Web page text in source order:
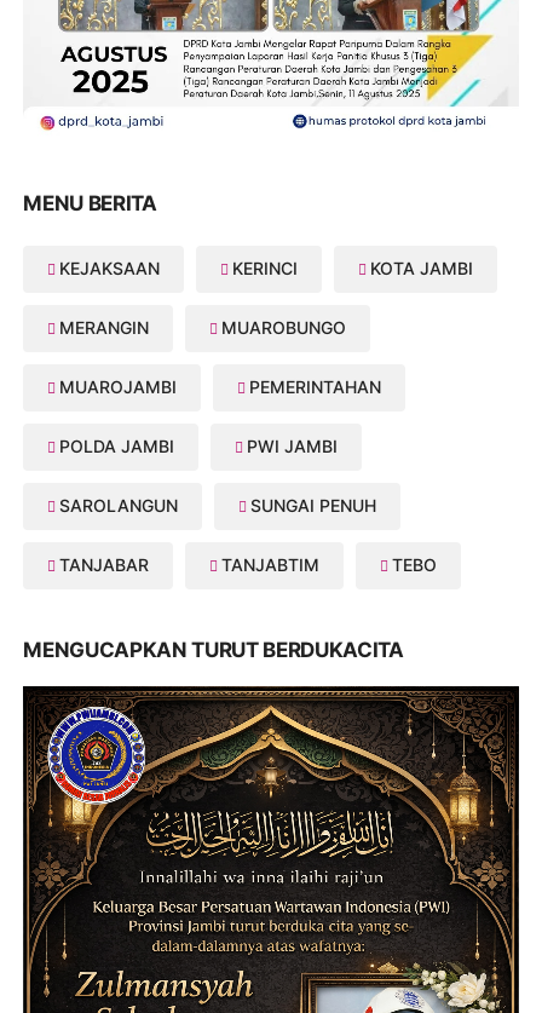
MENU BERITA
KEJAKSAAN KERINCI KOTA JAMBI
MERANGIN MUAROBUNGO
MUAROJAMBI PEMERINTAHAN
POLDA JAMBI PWI JAMBI
SAROLANGUN SUNGAI PENUH
TANJABAR TANJABTIM TEBO
MENGUCAPKAN TURUT BERDUKACITA